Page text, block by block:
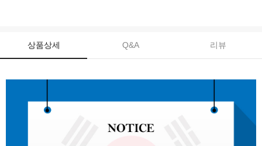
상품상세 Q&A 리뷰